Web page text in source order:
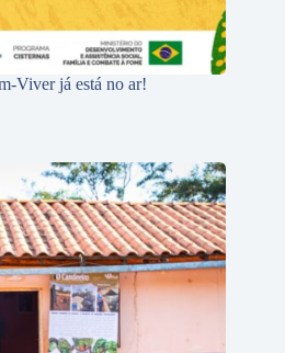
Viver já está no ar!